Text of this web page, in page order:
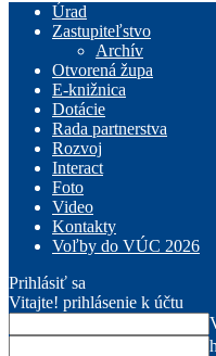
Úrad
Zastupiteľstvo
Archív
Otvorená župa
E-knižnica
Dotácie
Rada partnerstva
Rozvoj
Interact
Foto
Video
Kontakty
Voľby do VÚC 2026
Prihlásiť sa
Vitajte! prihlásenie k účtu